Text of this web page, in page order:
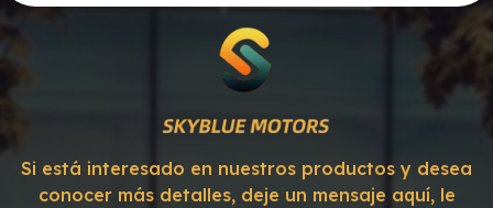
Si está interesado en nuestros productos y desea
conocer más detalles, deje un mensaje aquí, le